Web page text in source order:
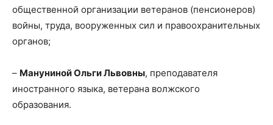
общественной организации ветеранов (пенсионеров)
войны, труда, вооруженных сил и правоохранительных
органов;
– Мануниной Ольги Львовны, преподавателя
иностранного языка, ветерана волжского
образования.